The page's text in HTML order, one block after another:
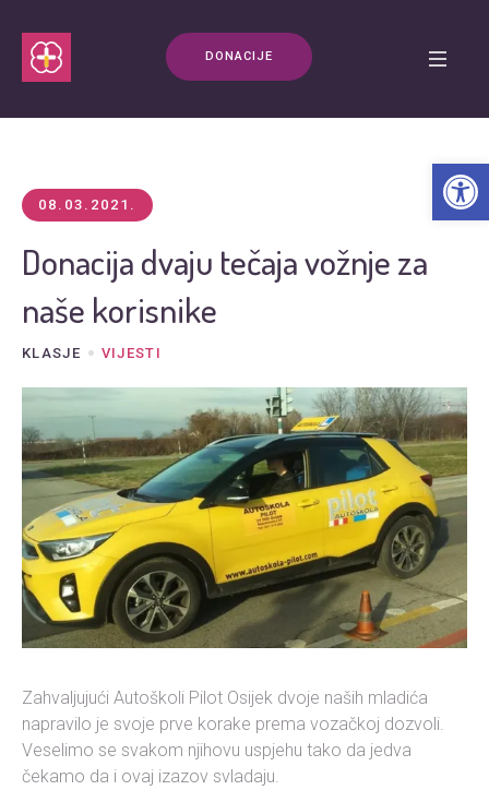
DONACIJE
08.03.2021.
Donacija dvaju tečaja vožnje za
naše korisnike
KLASJE VIJESTI
Zahvaljujući Autoškoli Pilot Osijek dvoje naših mladića
napravilo je svoje prve korake prema vozačkoj dozvoli.
Veselimo se svakom njihovu uspjehu tako da jedva
čekamo da i ovaj izazov svladaju.